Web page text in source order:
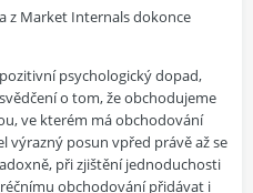
z Market Internals dokonce
psychologický dopad,
o tom, že obchodujeme
ve kterém má obchodování
výrazný posun vpřed právě až se
při zjištění jednoduchosti
obchodování přidávat i